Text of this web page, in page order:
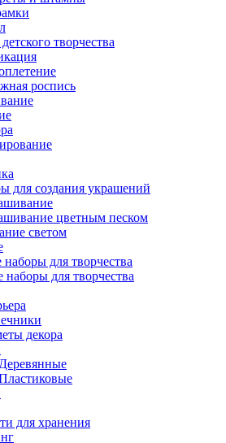
творчества
роспись
для создания украшений
цветным песком
светом
для творчества
для творчества
декора
Деревянные
для хранения